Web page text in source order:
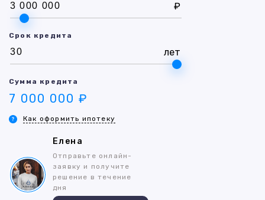
₽
Срок кредита
лет
Сумма кредита
7 000 000 ₽
Как оформить ипотеку
Елена
Отправьте онлайн-
заявку и получите
решение в течение
дня